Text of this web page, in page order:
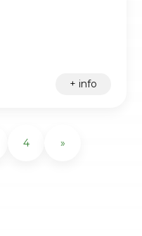
+ info
4 »